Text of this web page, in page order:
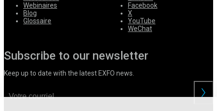
Webinaires
Blog
Glossaire
Facebook
X
YouTube
WeChat
Subscribe to our newsletter
Keep up to date with the latest EXFO news.